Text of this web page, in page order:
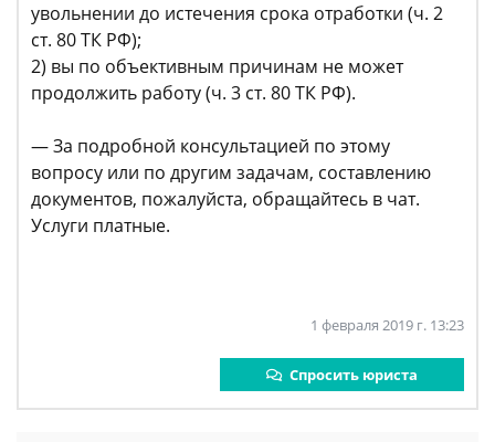
увольнении до истечения срока отработки (ч. 2
ст. 80 ТК РФ);
2) вы по объективным причинам не может
продолжить работу (ч. 3 ст. 80 ТК РФ).
— За подробной консультацией по этому
вопросу или по другим задачам, составлению
документов, пожалуйста, обращайтесь в чат.
Услуги платные.
1 февраля 2019 г. 13:23
Спросить юриста